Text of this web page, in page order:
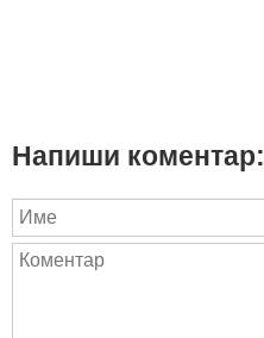
Напиши коментар: